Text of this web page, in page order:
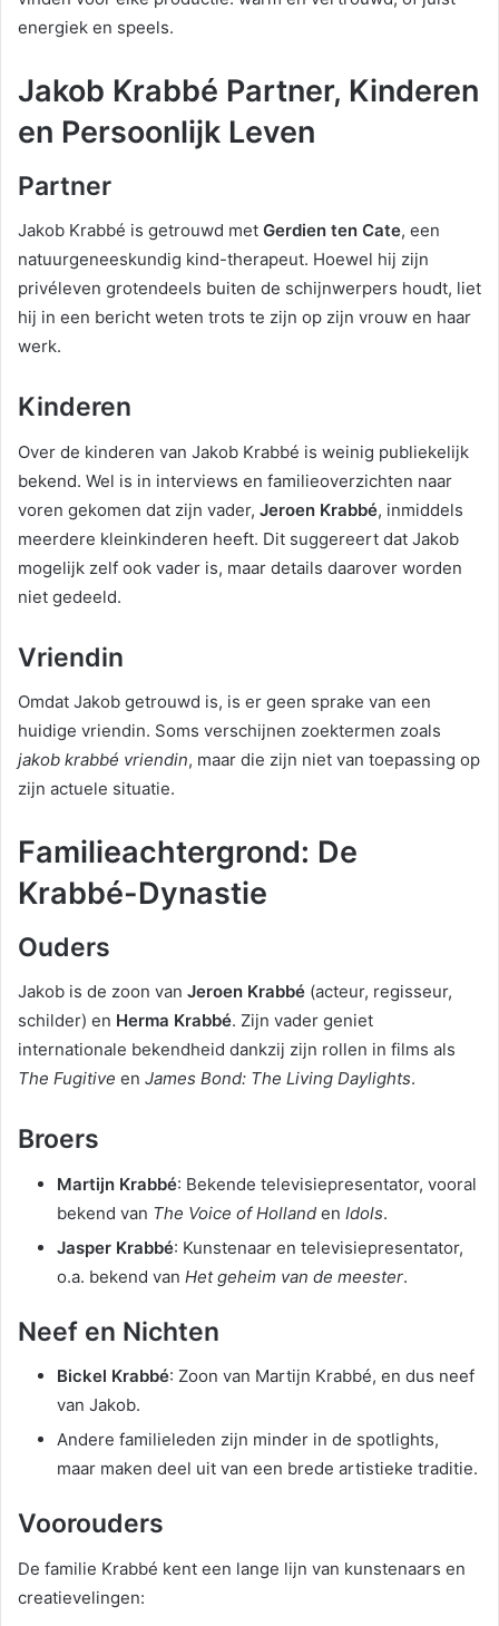
energiek en speels.
Jakob Krabbé Partner, Kinderen
en Persoonlijk Leven
Partner
Jakob Krabbé is getrouwd met Gerdien ten Cate, een
natuurgeneeskundig kind-therapeut. Hoewel hij zijn
privéleven grotendeels buiten de schijnwerpers houdt, liet
hij in een bericht weten trots te zijn op zijn vrouw en haar
werk.
Kinderen
Over de kinderen van Jakob Krabbé is weinig publiekelijk
bekend. Wel is in interviews en familieoverzichten naar
voren gekomen dat zijn vader, Jeroen Krabbé, inmiddels
meerdere kleinkinderen heeft. Dit suggereert dat Jakob
mogelijk zelf ook vader is, maar details daarover worden
niet gedeeld.
Vriendin
Omdat Jakob getrouwd is, is er geen sprake van een
huidige vriendin. Soms verschijnen zoektermen zoals
jakob krabbé vriendin, maar die zijn niet van toepassing op
zijn actuele situatie.
Familieachtergrond: De
Krabbé-Dynastie
Ouders
Jakob is de zoon van Jeroen Krabbé (acteur, regisseur,
schilder) en Herma Krabbé. Zijn vader geniet
internationale bekendheid dankzij zijn rollen in films als
The Fugitive en James Bond: The Living Daylights.
Broers
Martijn Krabbé: Bekende televisiepresentator, vooral
bekend van The Voice of Holland en Idols.
Jasper Krabbé: Kunstenaar en televisiepresentator,
o.a. bekend van Het geheim van de meester.
Neef en Nichten
Bickel Krabbé: Zoon van Martijn Krabbé, en dus neef
van Jakob.
Andere familieleden zijn minder in de spotlights,
maar maken deel uit van een brede artistieke traditie.
Voorouders
De familie Krabbé kent een lange lijn van kunstenaars en
creatievelingen: